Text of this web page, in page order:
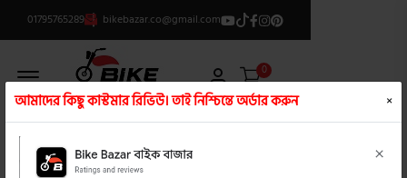
01795765289 bikebazar.co@gmail.com
Offcanvas Menu Open 0
আমাদের কিছু কাস্টমার রিভিউ। তাই নিশ্চিন্তে অর্ডার করুন ×